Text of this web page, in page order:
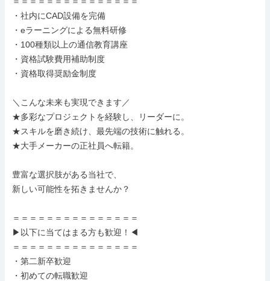
・社内にCAD設備を完備
・eラーニングによる無料研修
・100種類以上の通信教育講座
・資格試験費用補助制度
・資格取得奨励金制度
＼こんな未来も実現できます／
★多彩なプロジェクトを経験し、リーダーに。
★スキルを磨き続け、最先端の技術に触れる。
★大手メーカーの正社員へ転籍。
豊富な選択肢がある当社で、
新しい可能性を拓きませんか？
＝＝＝＝＝＝＝＝＝＝＝＝＝＝＝
▶以下に当てはまる方も歓迎！◀
＝＝＝＝＝＝＝＝＝＝＝＝＝＝＝
・第二新卒歓迎
・初めての転職歓迎